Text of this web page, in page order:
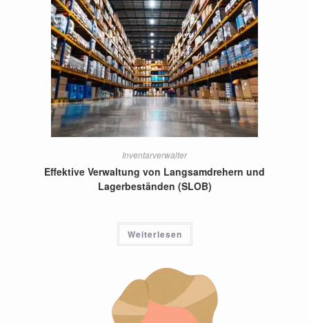
Inventarverwalter
Effektive Verwaltung von Langsamdrehern und
Lagerbeständen (SLOB)
Weiterlesen